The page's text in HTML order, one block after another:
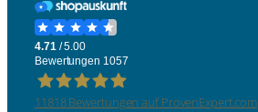
11818Bewertungen auf ProvenExpert.com